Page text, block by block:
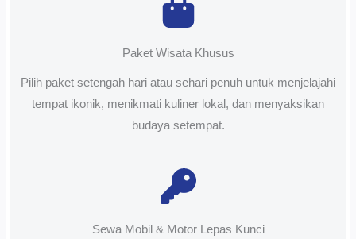
Paket Wisata Khusus
Pilih paket setengah hari atau sehari penuh untuk menjelajahi
tempat ikonik, menikmati kuliner lokal, dan menyaksikan
budaya setempat.
Sewa Mobil & Motor Lepas Kunci